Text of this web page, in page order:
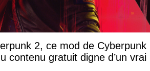
2, ce mod de Cyberpunk
contenu gratuit digne d’un vrai